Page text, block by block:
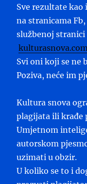
Sve rezultate kao
na stranicama
službenoj
Svi oni koji se ne
Poziva, neće im
Kultura snova
plagijata ili krađe
Umjetnom
autorskom
uzimati u obzir.
U koliko se to i